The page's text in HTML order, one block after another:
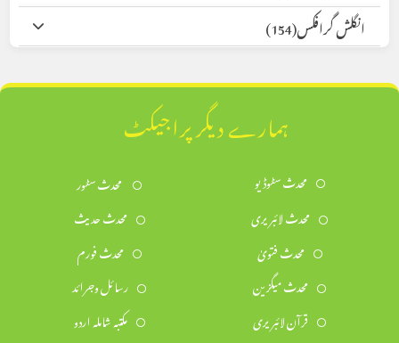
انگلش گرافکس(154)
ہمارے دیگر پراجیکٹ
محدث سٹوڈیو
محدث سٹور
محدث لائبریری
محدث حدیث
محدث فتویٰ
محدث فورم
محدث میگزین
رسائل وجرائد
قرآن لائبریری
مکتبہ شاملہ اردو